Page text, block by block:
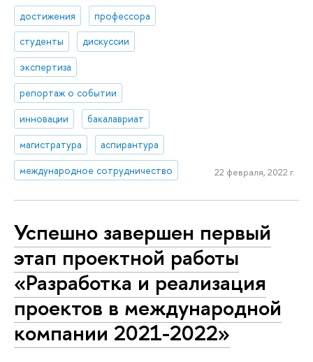
достижения
профессора
студенты
дискуссии
экспертиза
репортаж о событии
инновации
бакалавриат
магистратура
аспирантура
международное сотрудничество
22 февраля, 2022 г.
Успешно завершен первый
этап проектной работы
«Разработка и реализация
проектов в международной
компании 2021-2022»